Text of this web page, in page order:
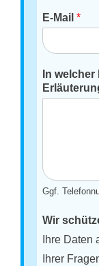
E-Mail*
In
Ggf.
Wir
Ihre
Ihrer